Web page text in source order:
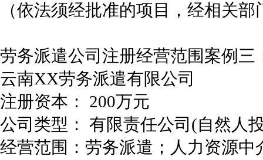
（依法须经批准的项目，经相关
劳务派遣公司注册经营范围案例三
云南XX劳务派遣有限公司
注册资本： 200万元
公司类型： 有限责任公司(自然人
经营范围：劳务派遣；人力资源